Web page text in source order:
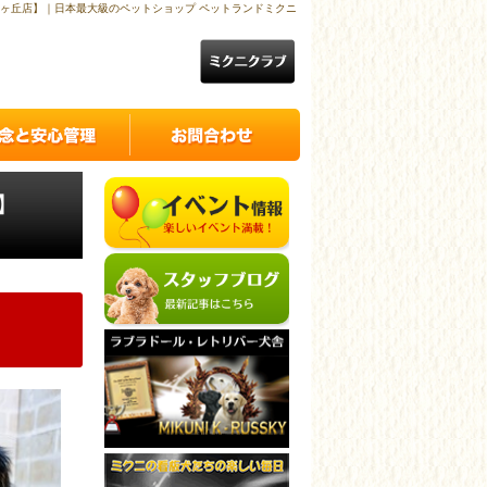
店】｜日本最大級のペットショップ ペットランドミクニ